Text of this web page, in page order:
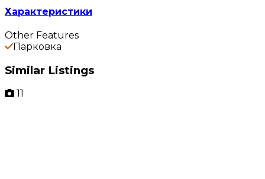
Характеристики
Other Features
Парковка
Similar Listings
11